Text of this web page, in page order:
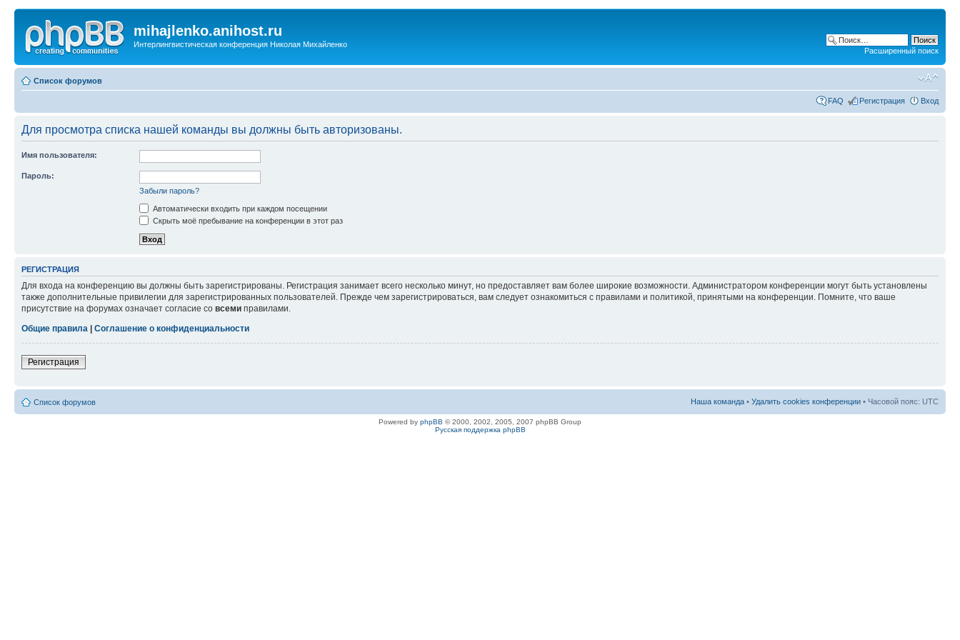
mihajlenko.anihost.ru
Интерлингвистическая конференция Николая Михайленко
Расширенный поиск
Список форумов
FAQ Регистрация Вход
Для просмотра списка нашей команды вы должны быть авторизованы.
Имя пользователя:
Пароль:
Забыли пароль?
Автоматически входить при каждом посещении
Скрыть моё пребывание на конференции в этот раз
РЕГИСТРАЦИЯ
Для входа на конференцию вы должны быть зарегистрированы. Регистрация занимает всего несколько минут, но предоставляет вам более широкие возможности. Администратором конференции могут быть установлены
также дополнительные привилегии для зарегистрированных пользователей. Прежде чем зарегистрироваться, вам следует ознакомиться с правилами и политикой, принятыми на конференции. Помните, что ваше
присутствие на форумах означает согласие со всеми правилами.
Общие правила
Соглашение о конфиденциальности
Регистрация
Список форумов Наша команда • Удалить cookies конференции • Часовой пояс: UTC
Powered by phpBB © 2000, 2002, 2005, 2007 phpBB Group
Русская поддержка phpBB